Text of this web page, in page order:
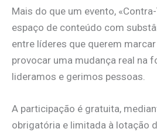
Mais do que um evento,
espaço de conteúdo com
entre líderes que querem
provocar uma mudança real na
lideramos e gerimos pessoas.
A participação é gratuita,
obrigatória e limitada à lotação